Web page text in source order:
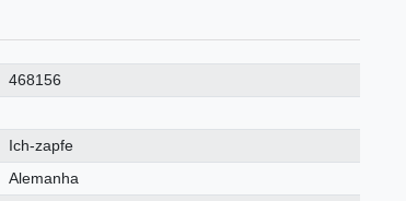
468156
Ich-zapfe
Alemanha